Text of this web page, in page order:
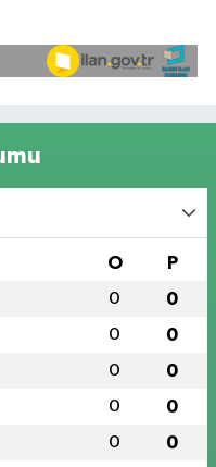
O P
0 0
0 0
0 0
0 0
0 0